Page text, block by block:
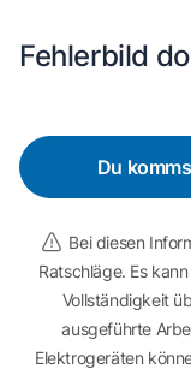
Fehlerbild
Du
Bei diesen
Ratschläge. Es
Vollständigkeit
ausgeführte
Elektrogeräten